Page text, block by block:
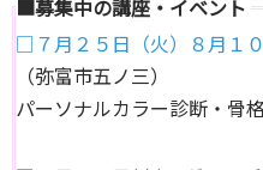
■募集中の講座・イベント
□７月２５日（火）８月１
（弥富市五ノ三）
パーソナルカラー診断・骨